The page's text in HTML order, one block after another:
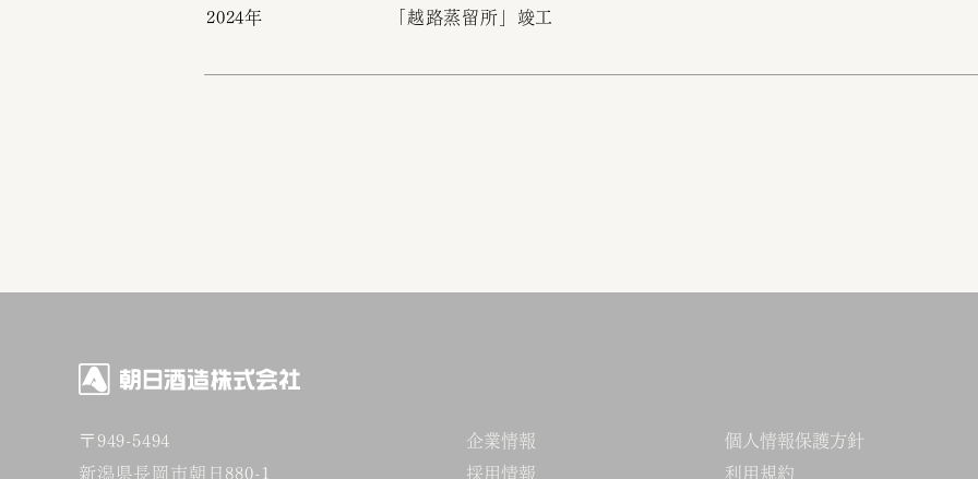
2024年 「越路蒸留所」竣工
〒949-5494
新潟県長岡市朝日880-1
企業情報
採用情報
個人情報保護方針
利用規約